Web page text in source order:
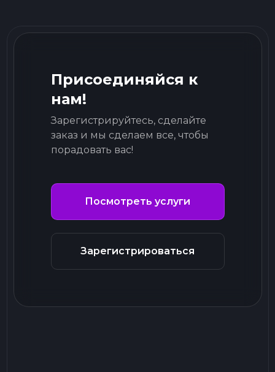
Присоединяйся к
нам!
Зарегистрируйтесь, сделайте
заказ и мы сделаем все, чтобы
порадовать вас!
Посмотреть услуги
Зарегистрироваться